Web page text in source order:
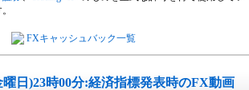
FXキャッシュバック一覧
曜日)23時00分:経済指標発表時のFX動画